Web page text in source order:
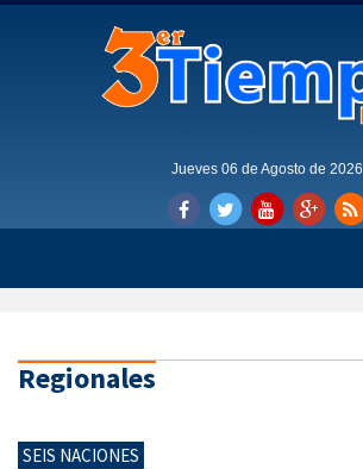
Jueves 06 de Agosto de 2026
Regionales
SEIS NACIONES